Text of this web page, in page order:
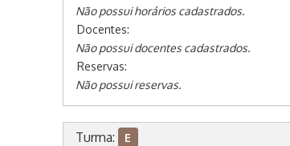
Não possui horários cadastrados.
Docentes:
Não possui docentes cadastrados.
Reservas:
Não possui reservas.
Turma: E